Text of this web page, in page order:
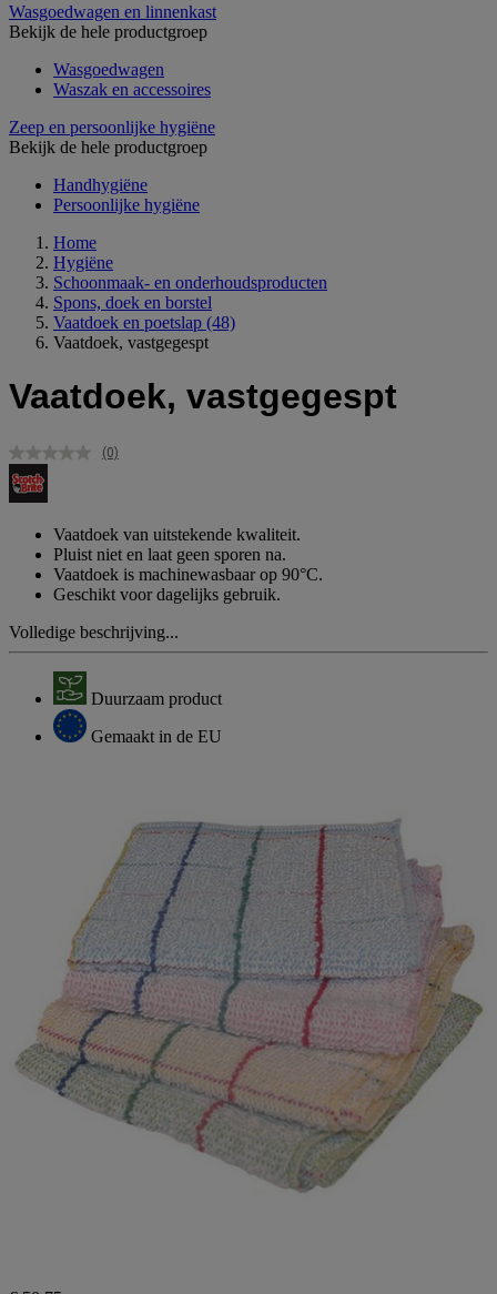
Wasgoedwagen en linnenkast
Bekijk de hele productgroep
Wasgoedwagen
Waszak en accessoires
Zeep en persoonlijke hygiëne
Bekijk de hele productgroep
Handhygiëne
Persoonlijke hygiëne
Home
Hygiëne
Schoonmaak- en onderhoudsproducten
Spons, doek en borstel
Vaatdoek en poetslap (48)
Vaatdoek, vastgegespt
Vaatdoek, vastgegespt
Geen
(0)
Vaatdoek van uitstekende kwaliteit.
Pluist niet en laat geen sporen na.
Vaatdoek is machinewasbaar op 90°C.
Geschikt voor dagelijks gebruik.
Volledige beschrijving...
Duurzaam product
Gemaakt in de EU